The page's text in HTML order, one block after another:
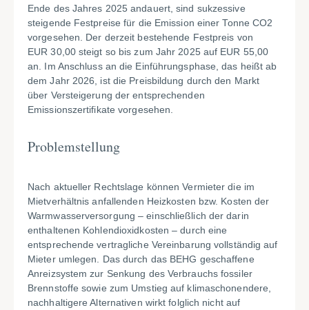
Ende des Jahres 2025 andauert, sind sukzessive
steigende Festpreise für die Emission einer Tonne CO2
vorgesehen. Der derzeit bestehende Festpreis von
EUR 30,00 steigt so bis zum Jahr 2025 auf EUR 55,00
an. Im Anschluss an die Einführungsphase, das heißt ab
dem Jahr 2026, ist die Preisbildung durch den Markt
über Versteigerung der entsprechenden
Emissionszertifikate vorgesehen.
Problemstellung
Nach aktueller Rechtslage können Vermieter die im
Mietverhältnis anfallenden Heizkosten bzw. Kosten der
Warmwasserversorgung – einschließlich der darin
enthaltenen Kohlendioxidkosten – durch eine
entsprechende vertragliche Vereinbarung vollständig auf
Mieter umlegen. Das durch das BEHG geschaffene
Anreizsystem zur Senkung des Verbrauchs fossiler
Brennstoffe sowie zum Umstieg auf klimaschonendere,
nachhaltigere Alternativen wirkt folglich nicht auf